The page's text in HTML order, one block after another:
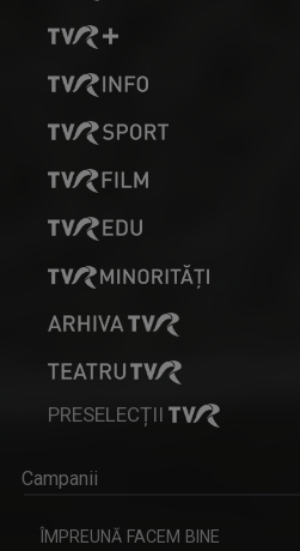
PRESELECȚII
Campanii
ÎMPREUNĂ FACEM BINE